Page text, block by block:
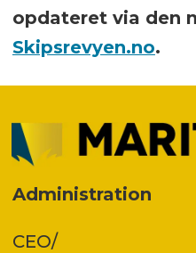
opdateret via den
Skipsrevyen.no.
Administration
CEO/